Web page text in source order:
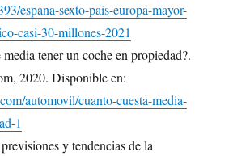
espana-sexto-pais-europa-mayor-
casi-30-millones-2021
tener un coche en propiedad?.
2020. Disponible en:
automovil/cuanto-cuesta-media-
1
y tendencias de la